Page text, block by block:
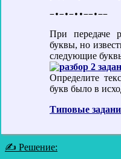
При передаче
буквы, но
следующие
Определите
букв было в
Типовые
✍ Решение: